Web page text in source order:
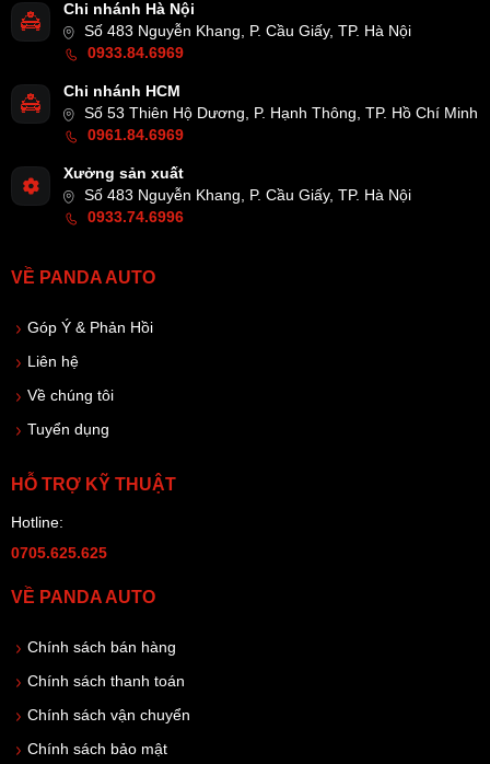
Chi nhánh Hà Nội
Số 483 Nguyễn Khang, P. Cầu Giấy, TP. Hà Nội
0933.84.6969
Chi nhánh HCM
Số 53 Thiên Hộ Dương, P. Hạnh Thông, TP. Hồ Chí Minh
0961.84.6969
Xưởng sản xuất
Số 483 Nguyễn Khang, P. Cầu Giấy, TP. Hà Nội
0933.74.6996
VỀ PANDA AUTO
Góp Ý & Phản Hồi
Liên hệ
Về chúng tôi
Tuyển dụng
HỖ TRỢ KỸ THUẬT
Hotline:
0705.625.625
VỀ PANDA AUTO
Chính sách bán hàng
Chính sách thanh toán
Chính sách vận chuyển
Chính sách bảo mật